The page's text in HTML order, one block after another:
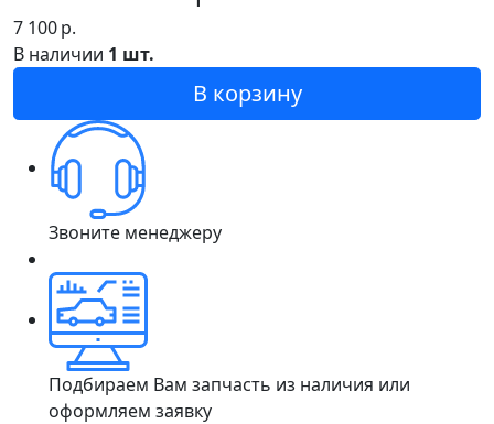
7 100р.
В наличии 1 шт.
В корзину
Звоните менеджеру
Подбираем Вам запчасть из наличия или
оформляем заявку